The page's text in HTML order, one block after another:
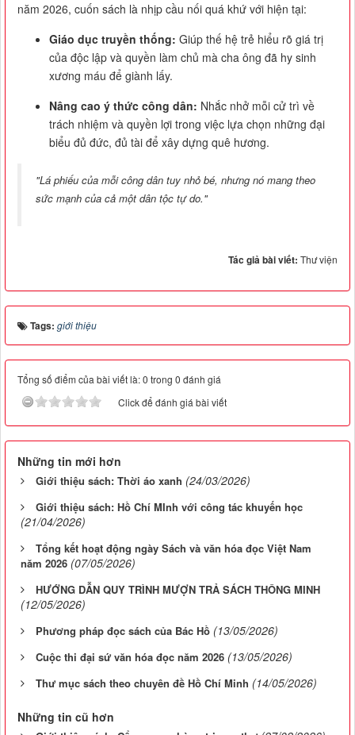
năm 2026, cuốn sách là nhịp cầu nối quá khứ với hiện tại:
Giáo dục truyền thống: Giúp thế hệ trẻ hiểu rõ giá trị
của độc lập và quyền làm chủ mà cha ông đã hy sinh
xương máu để giành lấy.
Nâng cao ý thức công dân: Nhắc nhở mỗi cử trì về
trách nhiệm và quyền lợi trong việc lựa chọn những đại
biểu đủ đức, đủ tài để xây dựng quê hương.
"Lá phiếu của mỗi công dân tuy nhỏ bé, nhưng nó mang theo
sức mạnh của cả một dân tộc tự do."
Tác giả bài viết: Thư viện
Tags: giới thiệu
Tổng số điểm của bài viết là: 0 trong 0 đánh giá
Click để đánh giá bài viết
Những tin mới hơn
Giới thiệu sách: Thời áo xanh (24/03/2026)
Giới thiệu sách: Hồ Chí MInh với công tác khuyến học
(21/04/2026)
Tổng kết hoạt động ngày Sách và văn hóa đọc Việt Nam
năm 2026 (07/05/2026)
HƯỚNG DẪN QUY TRÌNH MƯỢN TRẢ SÁCH THÔNG MINH
(12/05/2026)
Phương pháp đọc sách của Bác Hồ (13/05/2026)
Cuộc thi đại sứ văn hóa đọc năm 2026 (13/05/2026)
Thư mục sách theo chuyên đề Hồ Chí Minh (14/05/2026)
Những tin cũ hơn